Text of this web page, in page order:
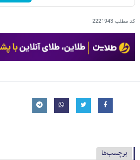
کد مطلب2221943
برچسب‌ها